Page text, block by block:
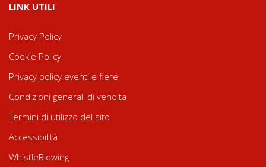
LINK UTILI
Privacy Policy
Cookie Policy
Privacy policy eventi e fiere
Condizioni generali di vendita
Termini di utilizzo del sito
Accessibilità
WhistleBlowing